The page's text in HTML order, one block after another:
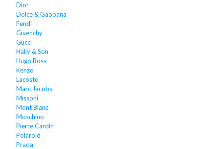
Dior
Dolce & Gabbana
Fendi
Givenchy
Gucci
Hally & Son
Hugo Boss
Kenzo
Lacoste
Marc Jacobs
Missoni
Mont Blanc
Moschino
Pierre Cardin
Polaroid
Prada